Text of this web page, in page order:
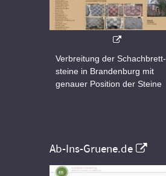
Verbreitung der Schachbrett-
steine in Brandenburg mit
genauer Position der Steine
Ab-Ins-Gruene.de